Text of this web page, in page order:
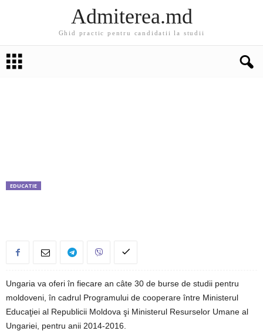
Admiterea.md
Ghid practic pentru candidatii la studii
EDUCATIE
Ungaria va oferi în fiecare an câte 30 de burse de studii pentru
moldoveni, în cadrul Programului de cooperare între Ministerul
Educaţiei al Republicii Moldova şi Ministerul Resurselor Umane al
Ungariei, pentru anii 2014-2016.